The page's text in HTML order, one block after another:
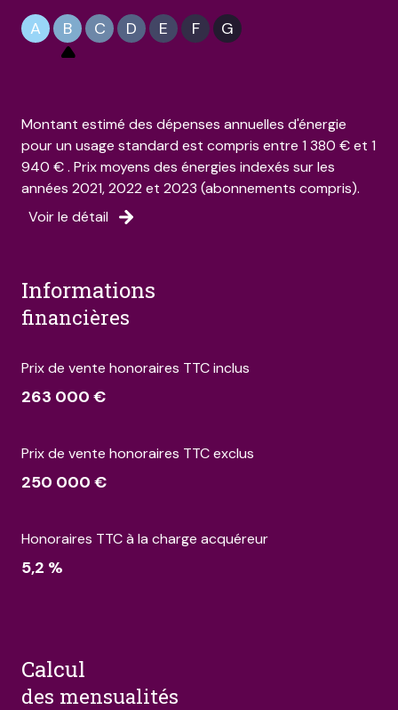
A B C D E F G
Montant estimé des dépenses annuelles d'énergie
pour un usage standard est compris entre 1 380 € et 1
940 € . Prix moyens des énergies indexés sur les
années 2021, 2022 et 2023 (abonnements compris).
Voir le détail
informations
financières
Prix de vente honoraires TTC inclus
263 000 €
Prix de vente honoraires TTC exclus
250 000 €
Honoraires TTC à la charge acquéreur
5,2 %
calcul
des mensualités